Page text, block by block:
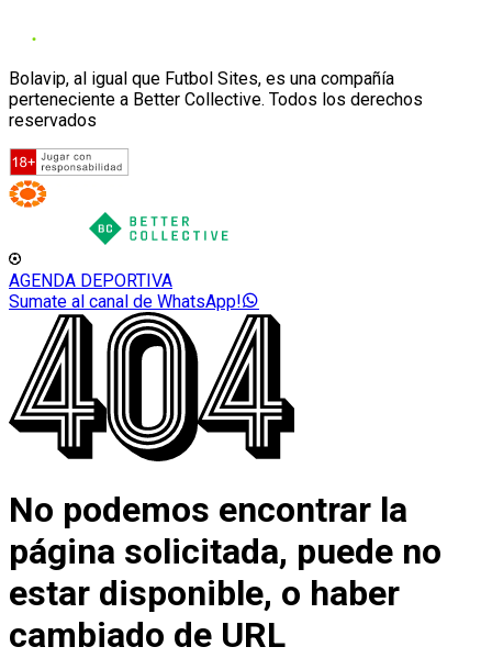
Bolavip, al igual que Futbol Sites, es una compañía
perteneciente a Better Collective. Todos los derechos
reservados
AGENDA DEPORTIVA
Sumate al canal de WhatsApp!
No podemos encontrar la
página solicitada, puede no
estar disponible, o haber
cambiado de URL